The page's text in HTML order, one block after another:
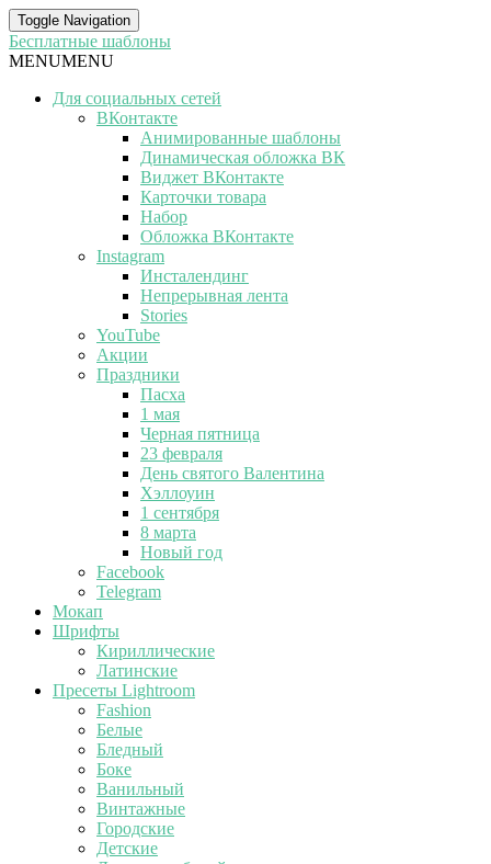
Toggle Navigation
Бесплатные шаблоны
MENUMENU
Для социальных сетей
ВКонтакте
Анимированные шаблоны
Динамическая обложка ВК
Виджет ВКонтакте
Карточки товара
Набор
Обложка ВКонтакте
Instagram
Инсталендинг
Непрерывная лента
Stories
YouTube
Акции
Праздники
Пасха
1 мая
Черная пятница
23 февраля
День святого Валентина
Хэллоуин
1 сентября
8 марта
Новый год
Facebook
Telegram
Мокап
Шрифты
Кириллические
Латинские
Пресеты Lightroom
Fashion
Белые
Бледный
Боке
Ванильный
Винтажные
Городские
Детские